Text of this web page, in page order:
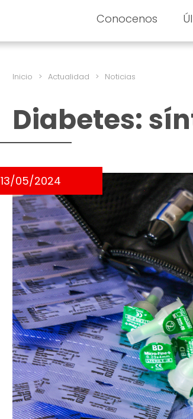
Conocenos
Inicio > Actualidad > Noticias
Diabetes:
13/05/2024